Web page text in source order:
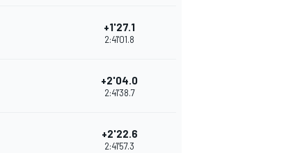
+1'27.1
2:41'01.8
+2'04.0
2:41'38.7
+2'22.6
2:41'57.3